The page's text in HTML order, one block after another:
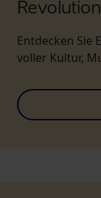
Entdecken Sie
voller Kultur,